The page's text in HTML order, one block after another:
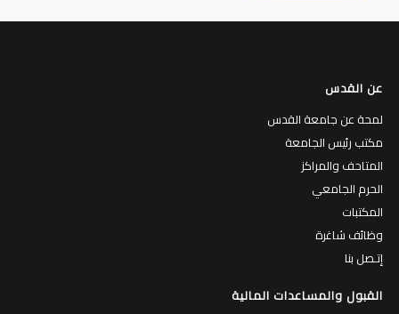
عن القدس
لمحة عن جامعة القدس
مكتب رئيس الجامعة
المتاحف والمراكز
الحرم الجامعي
المكتبات
وظائف شاغرة
إتـصل بنا
القبول والمساعدات المالية